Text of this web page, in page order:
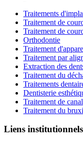
Traitements
Traitement de
Traitement de
Orthodontie
Traitement
Traitement par
Extraction des
Traitement du
Traitements
Dentisterie
Traitement de canal
Traitement du
Liens institutionnels